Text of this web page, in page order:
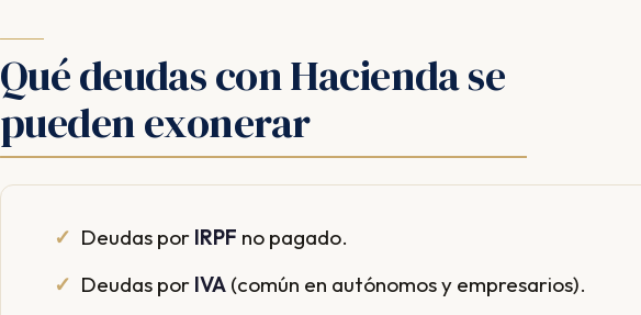
Qué deudas con Hacienda se
pueden exonerar
Deudas por IRPF no pagado.
Deudas por IVA (común en autónomos y empresarios).